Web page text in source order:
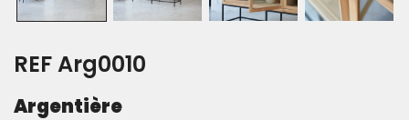
REF Arg0010
Argentière